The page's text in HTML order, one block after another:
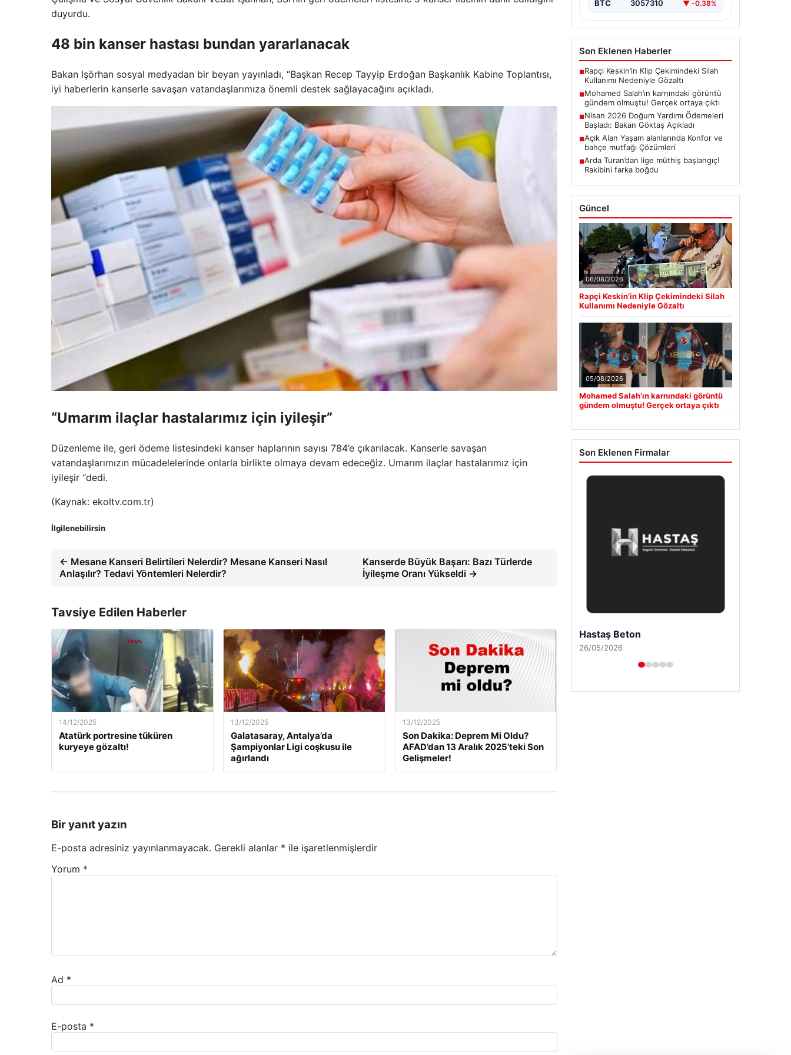
duyurdu.
48 bin kanser hastası bundan yararlanacak
Bakan Işörhan sosyal medyadan bir beyan yayınladı, “Başkan Recep Tayyip Erdoğan Başkanlık Kabine Toplantısı,
iyi haberlerin kanserle savaşan vatandaşlarımıza önemli destek sağlayacağını açıkladı.
“Umarım ilaçlar hastalarımız için iyileşir”
Düzenleme ile, geri ödeme listesindeki kanser haplarının sayısı 784’e çıkarılacak. Kanserle savaşan
vatandaşlarımızın mücadelelerinde onlarla birlikte olmaya devam edeceğiz. Umarım ilaçlar hastalarımız için
iyileşir “dedi.
(Kaynak: ekoltv.com.tr)
İlgilenebilirsin
← Mesane Kanseri Belirtileri Nelerdir? Mesane Kanseri Nasıl
Anlaşılır? Tedavi Yöntemleri Nelerdir?
Kanserde Büyük Başarı: Bazı Türlerde
İyileşme Oranı Yükseldi →
Tavsiye Edilen Haberler
14/12/2025
Atatürk portresine tüküren
kuryeye gözaltı!
13/12/2025
Galatasaray, Antalya’da
Şampiyonlar Ligi coşkusu ile
ağırlandı
13/12/2025
Son Dakika: Deprem Mi Oldu?
AFAD’dan 13 Aralık 2025’teki Son
Gelişmeler!
Bir yanıt yazın
E-posta adresiniz yayınlanmayacak. Gerekli alanlar * ile işaretlenmişlerdir
Yorum *
Ad *
E-posta *
BTC 3057310 ▼ -0.38%
Son Eklenen Haberler
■Rapçi Keskin’in Klip Çekimindeki Silah
Kullanımı Nedeniyle Gözaltı
■Mohamed Salah’ın karnındaki görüntü
gündem olmuştu! Gerçek ortaya çıktı
■Nisan 2026 Doğum Yardımı Ödemeleri
Başladı: Bakan Göktaş Açıkladı
■Açık Alan Yaşam alanlarında Konfor ve
bahçe mutfağı Çözümleri
■Arda Turan’dan lige müthiş başlangıç!
Rakibini farka boğdu
Güncel
06/08/2026
Rapçi Keskin’in Klip Çekimindeki Silah
Kullanımı Nedeniyle Gözaltı
05/08/2026
Mohamed Salah’ın karnındaki görüntü
gündem olmuştu! Gerçek ortaya çıktı
Son Eklenen Firmalar
Enes Kaplan Avukatlık Bürosu
28/04/2026